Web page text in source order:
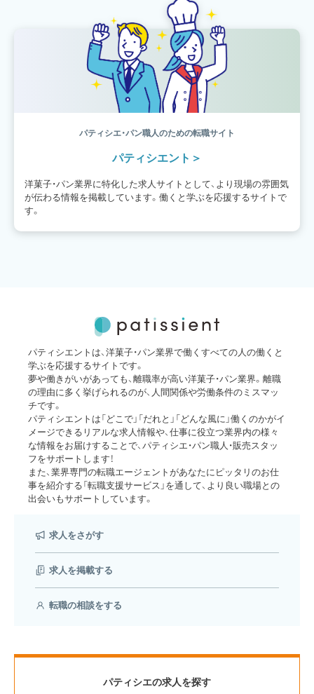
パティシエ・パン職人のための転職サイト
パティシエント
洋菓子・パン業界に特化した求人サイトとして、より現場の雰囲気
が伝わる情報を掲載しています。働くと学ぶを応援するサイトで
す。
パティシエントは、洋菓子・パン業界で働くすべての人の働くと
学ぶを応援するサイトです。
夢や働きがいがあっても、離職率が高い洋菓子・パン業界。離職
の理由に多く挙げられるのが、人間関係や労働条件のミスマッ
チです。
パティシエントは「どこで」「だれと」「どんな風に」働くのかがイ
メージできるリアルな求人情報や、仕事に役立つ業界内の様々
な情報をお届けすることで、パティシエ・パン職人・販売スタッ
フをサポートします！
また、業界専門の転職エージェントがあなたにピッタリのお仕
事を紹介する「転職支援サービス」を通して、より良い職場との
出会いもサポートしています。
求人をさがす
求人を掲載する
転職の相談をする
パティシエの求人を探す